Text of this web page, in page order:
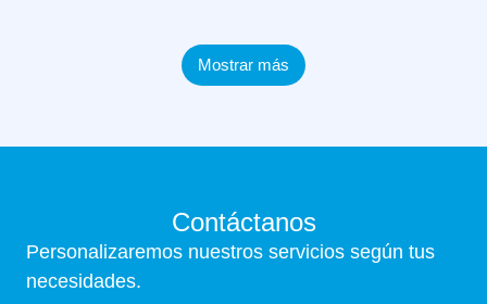
Mostrar más
Contáctanos
Personalizaremos nuestros servicios según tus
necesidades.